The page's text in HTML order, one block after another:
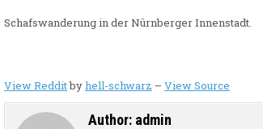
Schafswanderung in der Nürnberger Innenstadt.
View Redditbyhell-schwarz – View Source
Author: admin